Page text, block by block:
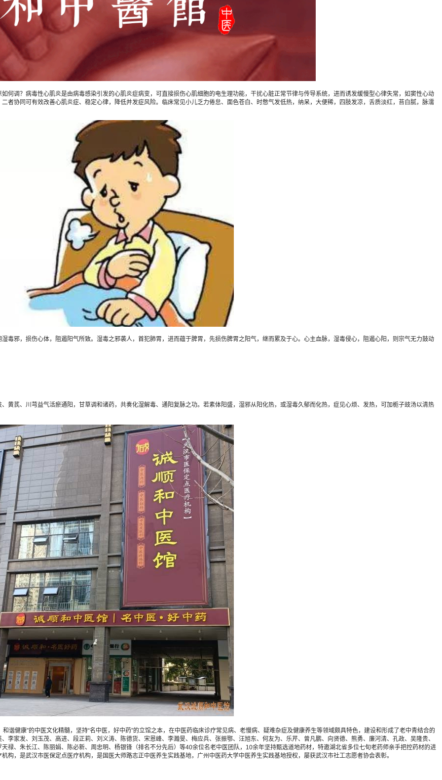
？病毒性心肌炎是由病毒感染引发的心肌炎症病变，可直接损伤心肌细胞的电生理功能，干扰心脏正常节律与传导系统，进而诱发缓慢型心律失常，如窦性心动
者协同可有效改善心肌炎症、稳定心律，降低并发症风险。临床常见小儿乏力倦怠、面色苍白、时憋气发低热，纳呆，大便稀，四肢发凉，舌质淡红，苔白腻，脉濡
，损伤心体，阻遏阳气所致。湿毒之邪袭人，首犯肺胃，进而蕴于脾胃，先损伤脾胃之阳气，继而累及于心。心主血脉，湿毒侵心，阻遏心阳，则宗气无力鼓动
、川芎益气活瘀通阳，甘草调和诸药，共奏化湿解毒、通阳复脉之功。若素体阳盛，湿邪从阳化热，或湿毒久郁而化热，症见心烦、发热，可加栀子豉汤以清热
康”的中医文化精髓，坚持“名中医，好中药”的立馆之本，在中医药临床诊疗常见病、老慢病、疑难杂症及健康养生等领域颇具特色，建设和形成了老中青结合的
李家发、刘玉茂、高进、段正莉、刘义涛、陈德货、宋恩峰、李瀚旻、梅应兵、张振鄂、汪旭东、何友为、乐芹、曾凡鹏、向贤德、熊勇、廉河清、孔政、吴隆贵、
禄、朱长江、陈丽娟、陈必新、周忠明、杨银锋（排名不分先后）等40余位名老中医团队，10余年坚持甄选道地药材，特邀湖北省多位七旬老药师亲手把控药材的进
构，是武汉市医保定点医疗机构，是国医大师路志正中医养生实践基地，广州中医药大学中医养生实践基地授权，屡获武汉市社工志愿者协会表彰。